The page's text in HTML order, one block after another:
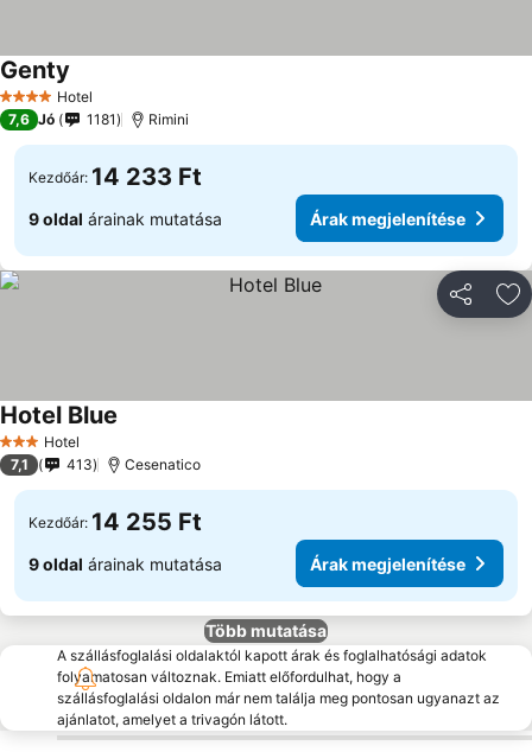
4 KategóriaHotel
Genty
7,6 Jó 1181 Rimini
Kezdőár: 14 233 Ft
9 oldal árainak mutatása Árak megjelenítése
3 Kategória
Hotel
Hotel Blue
7,1 413 Cesenatico
Kezdőár: 14 255 Ft
9 oldal árainak mutatása Árak megjelenítése
Több mutatása
A szállásfoglalási oldalaktól kapott árak és foglalhatósági adatok
folyamatosan változnak. Emiatt előfordulhat, hogy a
szállásfoglalási oldalon már nem találja meg pontosan ugyanazt az
ajánlatot, amelyet a trivagón látott.